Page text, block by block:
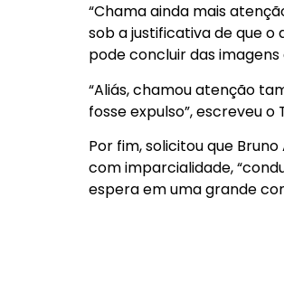
“Chama ainda mais
sob a justificativa de que o
pode concluir das
“Aliás, chamou atenção
fosse expulso”, escreveu o
Por fim, solicitou que
com imparcialidade,
espera em uma grande